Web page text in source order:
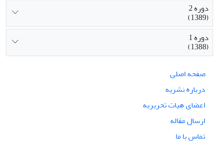
دوره 2
(1389)
دوره 1
(1388)
صفحه اصلی
درباره نشریه
اعضای هیات تحریریه
ارسال مقاله
تماس با ما